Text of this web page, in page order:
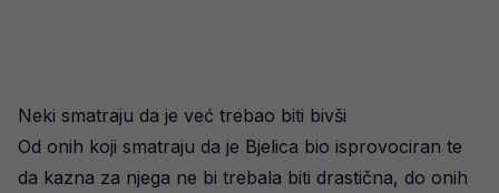
Neki smatraju da je već trebao biti bivši
Od onih koji smatraju da je Bjelica bio isprovociran te
da kazna za njega ne bi trebala biti drastična, do onih